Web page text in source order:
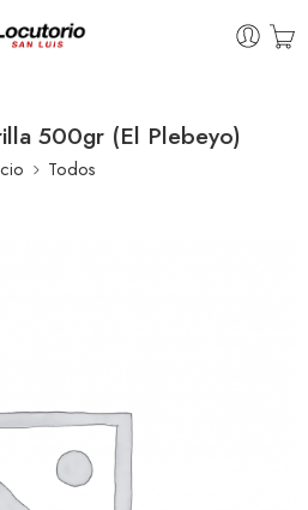
500gr (El Plebeyo)
Todos